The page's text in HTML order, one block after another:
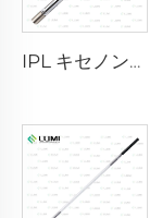
IPL キセノンランプ P1640 – 7×47×110 mm